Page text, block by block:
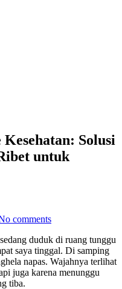
Solusi
untuk
comments
duduk di ruang tunggu
saya tinggal. Di samping
napas. Wajahnya terlihat
juga karena menunggu
tiba.